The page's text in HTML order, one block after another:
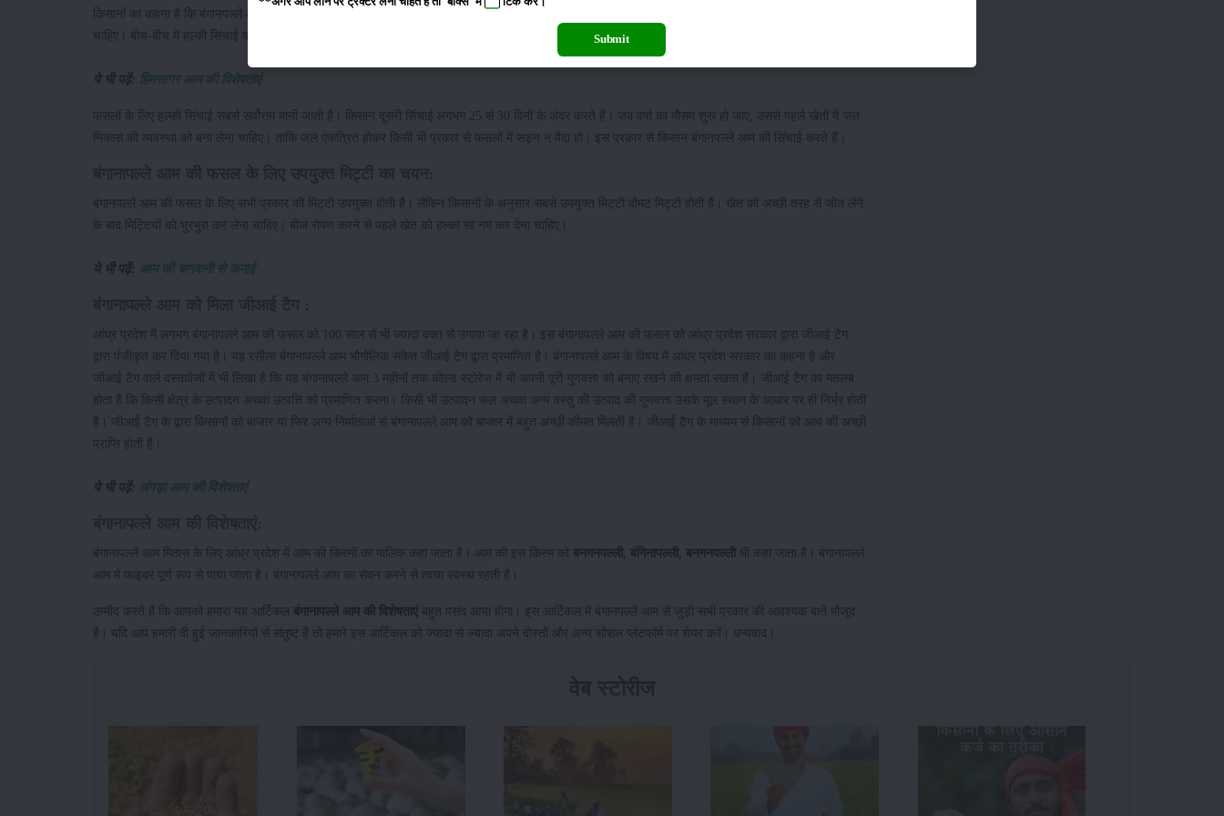
किसानों का कहना है कि बंगानपल्ले आम की फसल में ज्यादा सिंचाई की आवश्यकता नहीं होती है। गर्मियों के मौसम में इस फसल की सिंचाई लगभग 7 से 8 दिनों के अंदर करनी
चाहिए। बीच-बीच में हल्की सिंचाई करते रहना चाहिए जिससे की फसल में नमी बनी रहे।
ये भी पढ़ें: हिमसागर आम की विशेषताएं
फसलों के लिए हल्की सिंचाई सबसे सर्वोत्तम मानी जाती है। किसान दूसरी सिंचाई लगभग 25 से 30 दिनों के अंदर करते हैं। जब वर्षा का मौसम शुरू हो जाए, उससे पहले खेतों में जल
निकास की व्यवस्था को बना लेना चाहिए। ताकि जल एकत्रित होकर किसी भी प्रकार से फसलों में सड़न न पैदा हो। इस प्रकार से किसान बंगानपल्ले आम की सिंचाई करते हैं।
बंगानपल्ले आम की फसल के लिए सभी प्रकार की मिट्टी उपयुक्त होती है। लेकिन किसानों के अनुसार सबसे उपयुक्त मिट्टी दोमट मिट्टी होती है। खेत को अच्छी तरह से जोत लेने
के बाद मिट्टियों को भुरभुरा कर लेना चाहिए। बीज रोपण करने से पहले खेत को हल्का सा नम कर देना चाहिए।
ये भी पढ़ें: आम की बागवानी से कमाई
आंध्र प्रदेश में लगभग बंगानापल्ले आम की फसल को 100 साल से भी ज्यादा वक्त से उगाया जा रहा है। इस बंगानापल्ले आम की फसल को आंध्र प्रदेश सरकार द्वारा जीआई टैग
द्वारा पंजीकृत कर दिया गया है। यह रसीला बंगानापल्ले आम भौगोलिक संकेत जीआई टैग द्वारा प्रमाणित है। बंगानापल्ले आम के विषय में आंध्र प्रदेश सरकार का कहना है और
जीआई टैग वाले दस्तावेजों में भी लिखा है कि यह बंगानापल्ले आम 3 महीनों तक कोल्ड स्टोरेज में भी अपनी पूरी गुणवत्ता को बनाए रखने की क्षमता रखता हैं। जीआई टैग का मतलब
होता है कि किसी क्षेत्र के उत्पादन अथवा उत्पत्ति को प्रमाणित करना। किसी भी उत्पादन फल अथवा अन्य वस्तु की उत्पाद की गुणवत्ता उसके मूल स्थान के आधार पर ही निर्भर होती
है। जीआई टैग के द्वारा किसानों को बाजार या फिर अन्य निर्माताओं से बंगानापल्ले आम को बाजार में बहुत अच्छी कीमत मिलती है। जीआई टैग के माध्यम से किसानों को आय की अच्छी
प्राप्ति होती है।
ये भी पढ़ें: लंगड़ा आम की विशेषताएं
बंगानापल्ले आम मिठास के लिए आंध्र प्रदेश में आम की किस्मों का मालिक कहा जाता है। आम की इस किस्म को बनगनपल्ली, बंगिनापल्ली, बनगनपल्ली भी कहा जाता है। बंगानापल्ले
आम मे फाइबर पूर्ण रूप से पाया जाता है। बंगानापल्ले आम का सेवन करने से त्वचा स्वस्थ रहती है।
उम्मीद करते हैं कि आपको हमारा यह आर्टिकल बंगानापल्ले आम की विशेषताएं
बहुत पसंद आया होगा। इस आर्टिकल में बंगानपल्ले आम से जुड़ी सभी प्रकार की आवश्यक बातें मौजूद
है। यदि आप हमारी दी हुई जानकारियों से संतुष्ट हैं तो हमारे इस आर्टिकल को ज्यादा से ज्यादा अपने दोस्तों और अन्य सोशल प्लेटफॉर्म पर शेयर करें। धन्यवाद।
Submit